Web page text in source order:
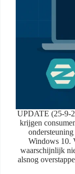
UPDATE (25-9-
krijgen
Windows 10.
waarschijnlijk
alsnog